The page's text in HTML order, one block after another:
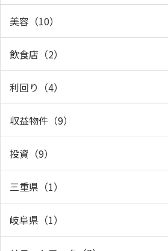
美容（10）
飲食店（2）
利回り（4）
収益物件（9）
投資（9）
三重県（1）
岐阜県（1）